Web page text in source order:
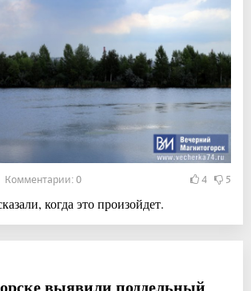
0 4 5
когда это произойдет.